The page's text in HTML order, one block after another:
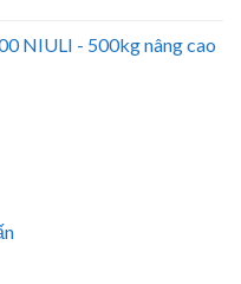
NIULI - 500kg nâng cao